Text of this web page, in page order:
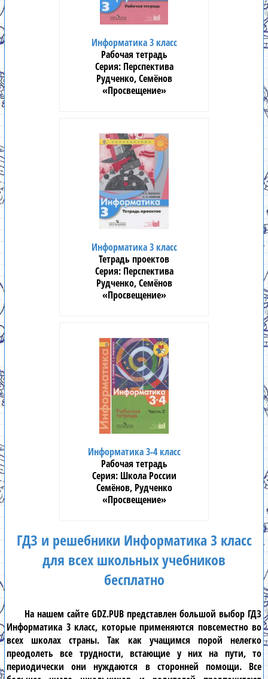
Информатика 3 класс
Рабочая тетрадь
Перспектива
Рудченко, Семёнов
«Просвещение»
Информатика 3 класс
Тетрадь проектов
Перспектива
Рудченко, Семёнов
«Просвещение»
Информатика 3-4 класс
Рабочая тетрадь
Школа России
Семёнов, Рудченко
«Просвещение»
ГДЗ и решебники Информатика 3 класс
для всех школьных учебников
бесплатно
На нашем сайте GDZ.PUB представлен большой выбор ГДЗ
Информатика 3 класс, которые применяются повсеместно во
всех школах страны. Так как учащимся порой нелегко
преодолеть все трудности, встающие у них на пути, то
периодически они нуждаются в сторонней помощи. Все